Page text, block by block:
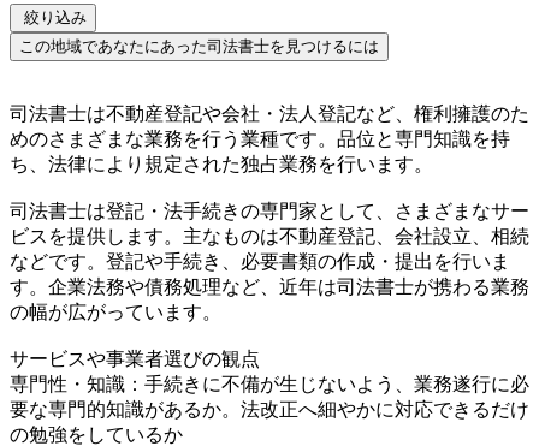
絞り込み
この地域であなたにあった司法書士を見つけるには
司法書士は不動産登記や会社・法人登記など、権利擁護のた
めのさまざまな業務を行う業種です。品位と専門知識を持
ち、法律により規定された独占業務を行います。
司法書士は登記・法手続きの専門家として、さまざまなサー
ビスを提供します。主なものは不動産登記、会社設立、相続
などです。登記や手続き、必要書類の作成・提出を行いま
す。企業法務や債務処理など、近年は司法書士が携わる業務
の幅が広がっています。
サービスや事業者選びの観点
専門性・知識：手続きに不備が生じないよう、業務遂行に必
要な専門的知識があるか。法改正へ細やかに対応できるだけ
の勉強をしているか